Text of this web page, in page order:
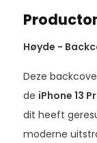
Høyde -
Deze
de iPhone 13
dit heeft
moderne